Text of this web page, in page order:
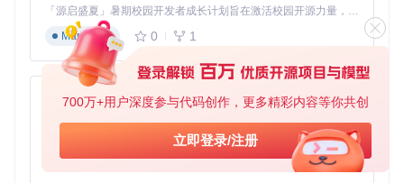
700万+用户深度参与代码创作，更多精彩内容等你共创
立即登录/注册
「源启盛夏」暑期校园开发者成长计划旨在激活校园开源力量，通过积分激励、认证扶持、资源倾斜等形式，引导高校组织和开发者完成「入驻 — 建项目 — 做贡献 — 获认证 — 得资源」的完整闭环。无论你是想带领社团入驻平台的组织者，还是希望用代码贡献证明自己的开发者，都能在这里找到属于你的成长路径。
Markdown
0 1
py-xiaozhi
基于Python的Xiaozhi AI，适用于想要完整Xiaozhi体验而无需拥有专用硬件的用户。
Python
0 1